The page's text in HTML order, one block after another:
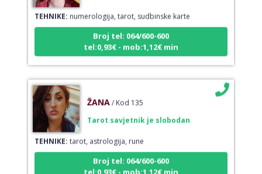
TEHNIKE:numerologija, tarot, sudbinske karte
Broj tel: 064/600-600
tel:0,93€ - mob:1,12€ min
TEHNIKE:tarot, astrologija, rune
Broj tel: 064/600-600
tel:0,93€ - mob:1,12€ min